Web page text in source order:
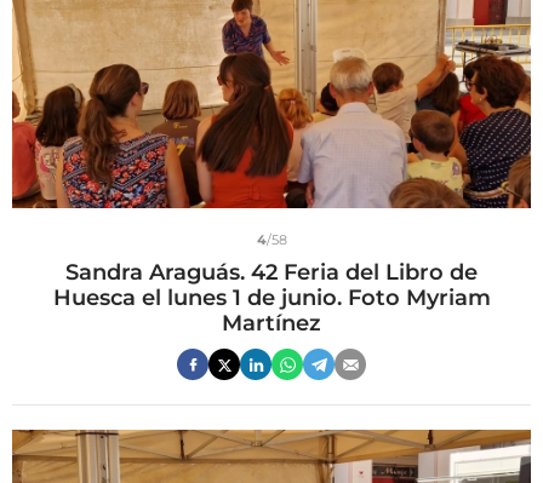
4/58
Sandra Araguás. 42 Feria del Libro de
Huesca el lunes 1 de junio. Foto Myriam
Martínez